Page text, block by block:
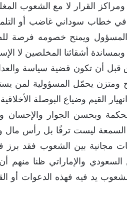
القرار لا مع الشعوب
في خطاب سوداني غاضب أو
ويمنح خصومه فرصة
وبمساندة أشقائنا المخلصين لا
أن تكون قضية سياسة والعدالة
يحمّل المسؤولية لمن
القيم وضياع البوصلة
وبحسن الجوار والإحسان
السمعة ليست ترفًا بل رأس
مجانية بين الشعوب فقد
السعودي والإماراتي ظنا
يد فيه فهذه الدعوات أو